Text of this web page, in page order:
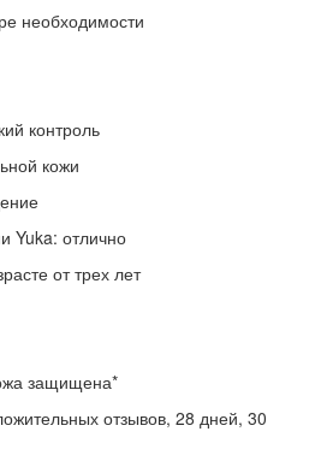
необходимости
контроль
кожи
Yuka: отлично
от трех лет
защищена*
отзывов, 28 дней, 30